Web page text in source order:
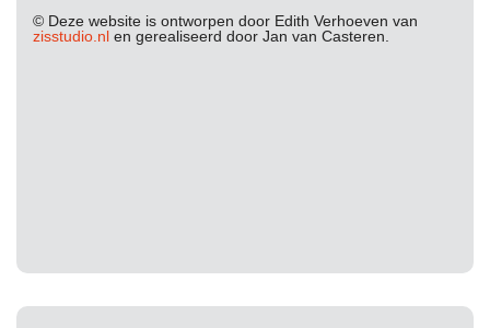
© Deze website is ontworpen door Edith Verhoeven van
zisstudio.nl en gerealiseerd door Jan van Casteren.